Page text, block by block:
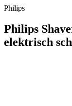
Philips
Philips
elektrisch